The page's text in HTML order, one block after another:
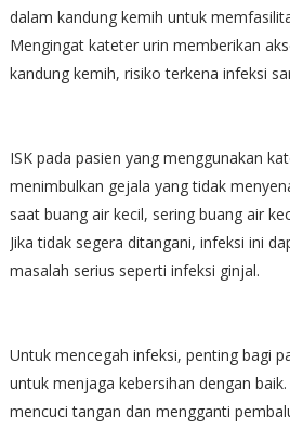
dalam kandung kemih untuk
Mengingat kateter urin memberikan
kandung kemih, risiko terkena infeksi
ISK pada pasien yang menggunakan
menimbulkan gejala yang tidak
saat buang air kecil, sering buang air
Jika tidak segera ditangani, infeksi ini
masalah serius seperti infeksi ginjal.
Untuk mencegah infeksi, penting bagi
untuk menjaga kebersihan dengan
mencuci tangan dan mengganti